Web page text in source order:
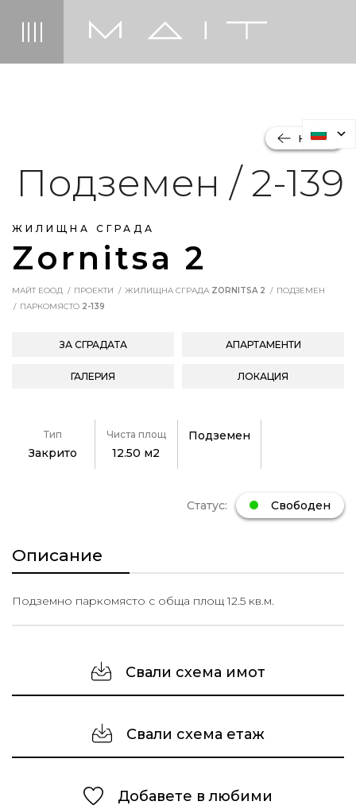
ЖИЛИЩНА СГРАДА
Zornitsa 2
НАЗАД
Подземен / 2-139
МАЙТ ЕООД ПРОЕКТИ ЖИЛИЩНА СГРАДА ZORNITSA 2
ПОДЗЕМЕН
ПАРКОМЯСТО 2-139
ЗА СГРАДАТА АПАРТАМЕНТИ
ГАЛЕРИЯ ЛОКАЦИЯ
Тип
Закрито
Чиста площ
12.50 м2
Подземен
Статус: Свободен
Описание
Подземно паркомясто с обща площ 12.5 кв.м.
Свали схема имот
Свали схема етаж
Добавете в любими